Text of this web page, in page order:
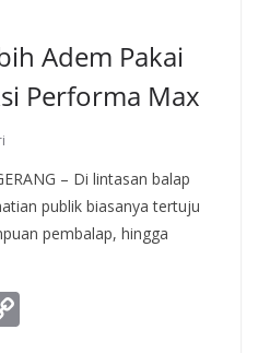
Adem Pakai
Performa Max
– Di lintasan balap
publik biasanya tertuju
pembalap, hingga